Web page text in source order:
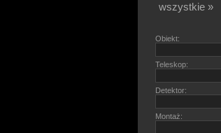
wszystkie »
Obiekt:
Teleskop:
Detektor:
Montaż: